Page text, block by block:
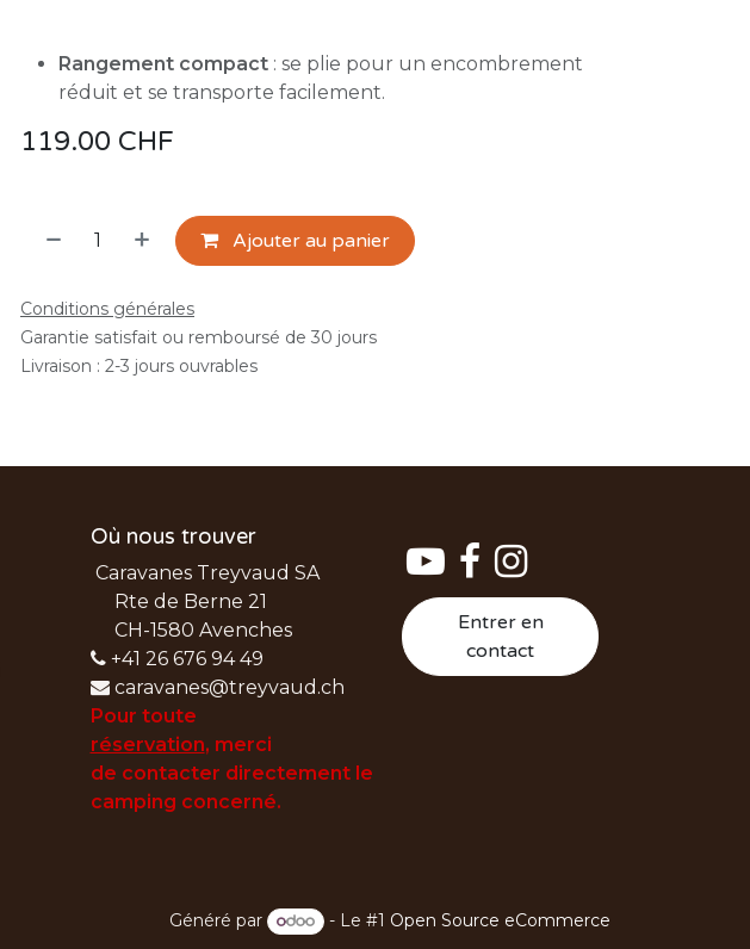
Rangement compact : se plie pour un encombrement
réduit et se transporte facilement.
119.00 CHF
Ajouter au panier
Conditions générales
Garantie satisfait ou remboursé de 30 jours
Livraison : 2-3 jours ouvrables
Entrer en
contact
Où nous trouver
Caravanes Treyvaud SA
Rte de Berne 21
CH-1580 Avenches
+41 26 676 94 49
caravanes@treyvaud.ch
Pour toute
réservation, merci
de contacter directement le
camping concerné.
Généré par - Le #1 Open Source eCommerce